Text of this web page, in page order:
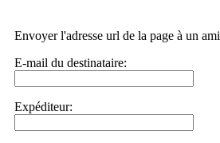
Envoyer l'adresse url de la page à un ami
E-mail du destinataire:
Expéditeur: